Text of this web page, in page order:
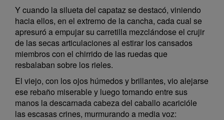
Y cuando la silueta del capataz se destacó, viniendo
hacia ellos, en el extremo de la cancha, cada cual se
apresuró a empujar su carretilla mezclándose el crujir
de las secas articulaciones al estirar los cansados
miembros con el chirrido de las ruedas que
resbalaban sobre los rieles.
El viejo, con los ojos húmedos y brillantes, vio alejarse
ese rebaño miserable y luego tomando entre sus
manos la descarnada cabeza del caballo acaricióle
las escasas crines, murmurando a media voz: